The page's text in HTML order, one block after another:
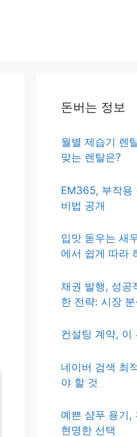
돈버는 정보
월별 제습기 렌
맞는 렌탈은?
EM365, 부작용
비법 공개
입맛 돋우는 새
에서 쉽게 따라
채권 발행, 성공
한 전략: 시장
컨설팅 계약, 이
네이버 검색 최
야 할 것
예쁜 샴푸 용기,
현명한 선택